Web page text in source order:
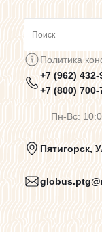
Политика
Политика
+7 (962) 432-
+7 (800) 700-
Пн-Вс:
Пятигорск,